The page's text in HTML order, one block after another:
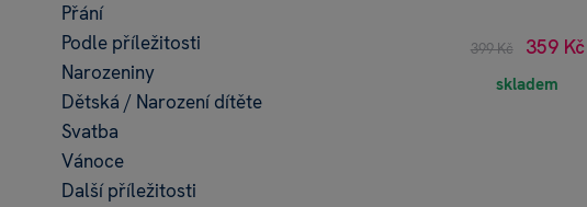
Přání
Podle příležitosti
Narozeniny
Dětská / Narození dítěte
Svatba
Vánoce
Další příležitosti
399 Kč 359 Kč
skladem